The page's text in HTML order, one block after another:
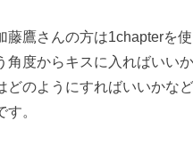
藤鷹さんの方は1chapterを
角度からキスに入ればいい
どのようにすればいいかな
。